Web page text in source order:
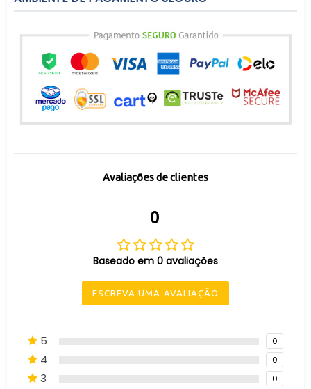
Avaliações de clientes
0
Baseado em 0 avaliações
ESCREVA UMA AVALIAÇÃO
5 0
4 0
3 0